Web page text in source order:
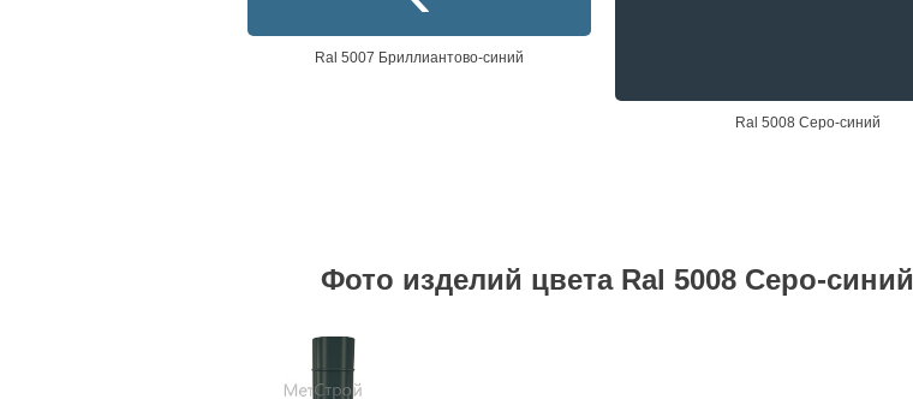
Ral 5007 Бриллиантово-синий
Ral 5008 Серо-синий
Фото изделий цвета Ral 5008 Серо-синий